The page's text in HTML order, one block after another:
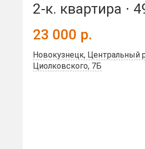
2-к. квартира ⋅
23 000 р.
Новокузнецк, Центральный
Циолковского, 7Б